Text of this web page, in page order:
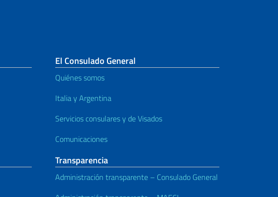
El Consulado General
Quiénes somos
Italia y Argentina
Servicios consulares y de Visados
Comunicaciones
Transparencia
Administración transparente – Consulado General